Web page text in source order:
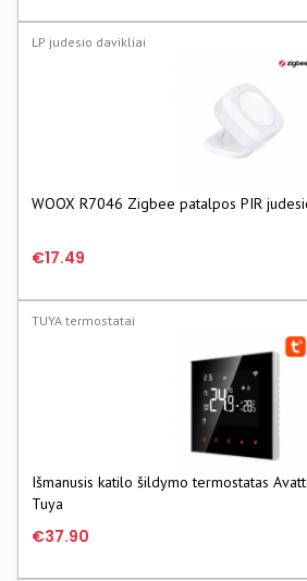
LP judesio davikliai
WOOX R7046 Zigbee patalpos PIR
€17.49
TUYA termostatai
Išmanusis katilo šildymo termostatas
Tuya
€37.90